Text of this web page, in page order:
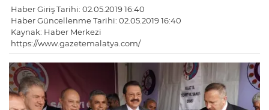
Haber Giriş Tarihi: 02.05.2019 16:40
Haber Güncellenme Tarihi: 02.05.2019 16:40
Kaynak: Haber Merkezi
https://www.gazetemalatya.com/